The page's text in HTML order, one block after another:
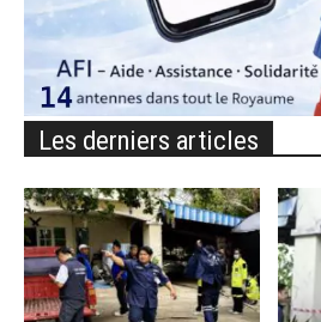
Les derniers articles